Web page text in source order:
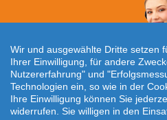
Individuelle
Wir und ausgewählte Dritte setzen
Ihrer Einwilligung, für andere
Nutzererfahrung" und
Technologien ein, so wie in der
Ihre Einwilligung können Sie
widerrufen. Sie willigen in den